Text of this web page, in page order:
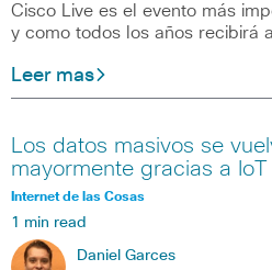
Cisco Live es el evento más
y como todos los años recibirá
Leer mas
Los datos masivos se
mayormente gracias a IoT
Internet de las Cosas
1 min read
Daniel Garces